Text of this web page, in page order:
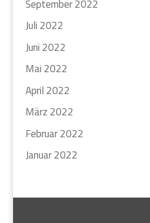
September 2022
Juli 2022
Juni 2022
Mai 2022
April 2022
März 2022
Februar 2022
Januar 2022